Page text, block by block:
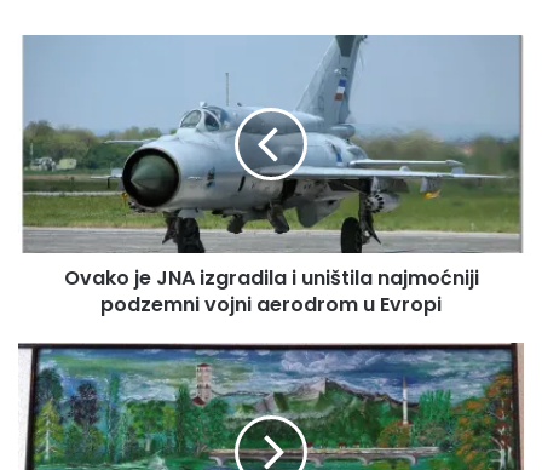
izgradila
uništila
najmoćniji
podzemni
vojni
aerodromOvako je JNA izgradila i uništila najmoćniji
podzemni vojni aerodrom u Evropi
Jedina
je
vječita
inspiracija...
evo